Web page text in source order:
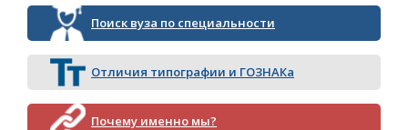
Поиск вуза по специальности
Отличия типографии и ГОЗНАКа
Почему именно мы?